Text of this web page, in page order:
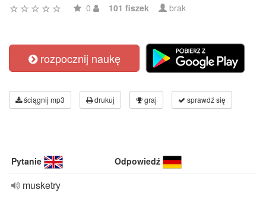
0 101 fiszek brak
rozpocznij naukę
ściągnij mp3 drukuj graj sprawdź się
Pytanie Odpowiedź
musketry